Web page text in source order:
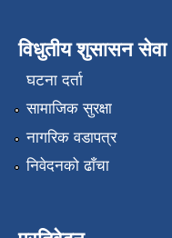
विधुतीय शुसासन सेवा
घटना दर्ता
सामाजिक सुरक्षा
नागरिक वडापत्र
निवेदनको ढाँचा